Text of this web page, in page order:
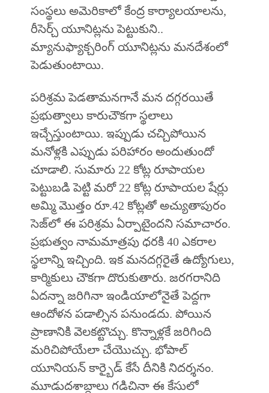
సంస్థలు అమెరికాలో కేంద్ర కార్యాలయాలను,
రీసెర్చ్ యూనిట్లను పెట్టుకుని..
మ్యానుఫ్యాక్చరింగ్‌ యూనిట్లను మనదేశంలో
పెడుతుంటాయి.
పరిశ్రమ పెడతామనగానే మన దగ్గరయితే
ప్రభుత్వాలు కారుచౌకగా స్థలాలు
ఇచ్చేస్తుంటాయి. ఇప్పుడు చచ్చిపోయిన
మనోళ్లకి ఎప్పుడు పరిహారం అందుతుందో
చూడాలి. సుమారు 22 కోట్ల రూపాయల
పెట్టుబడి పెట్టి మరో 22 కోట్ల రూపాయల షేర్లు
అమ్మి మొత్తం రూ.42 కోట్లతో అచ్యుతాపురం
సెజ్‌లో ఈ పరిశ్రమ ఏర్పాటైందని సమాచారం.
ప్రభుత్వం నామమాత్రపు ధరకి 40 ఎకరాల
స్థలాన్ని ఇచ్చింది. ఇక మనదగ్గరైతే ఉద్యోగులు,
కార్మికులు చౌకగా దొరుకుతారు. జరగరానిది
ఏదన్నా జరిగినా ఇండియాలోనైతే పెద్దగా
ఆందోళన పడాల్సిన పనుండదు. పోయిన
ప్రాణానికి వెలకట్టొచ్చు. కొన్నాళ్లకే జరిగింది
మరిచిపోయేలా చేయొచ్చు. భోపాల్‌
యూనియన్ కార్బైడ్ కేసే దీనికి నిదర్శనం.
మూడుదశాబ్దాలు గడిచినా ఈ కేసులో